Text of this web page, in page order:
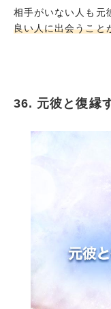
相手がいない人も元
良い人に出会うこと
36. 元彼と復縁